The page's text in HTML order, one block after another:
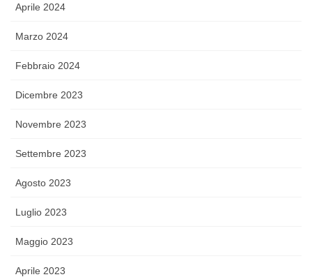
Aprile 2024
Marzo 2024
Febbraio 2024
Dicembre 2023
Novembre 2023
Settembre 2023
Agosto 2023
Luglio 2023
Maggio 2023
Aprile 2023